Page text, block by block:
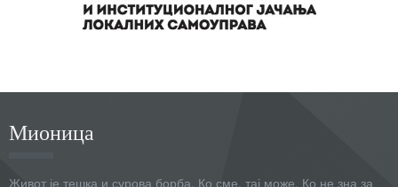
Мионица
Живот је тешка и сурова борба. Ко сме, тај може. Ко не зна за